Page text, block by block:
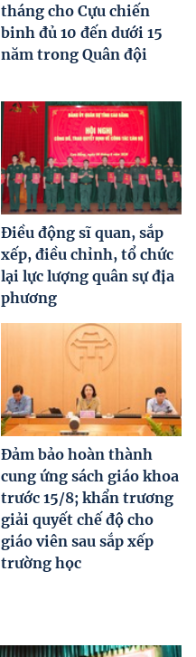
tháng cho Cựu chiến
binh đủ 10 đến dưới 15
năm trong Quân đội
Điều động sĩ quan, sắp
xếp, điều chỉnh, tổ chức
lại lực lượng quân sự địa
phương
Đảm bảo hoàn thành
cung ứng sách giáo khoa
trước 15/8; khẩn trương
giải quyết chế độ cho
giáo viên sau sắp xếp
trường học